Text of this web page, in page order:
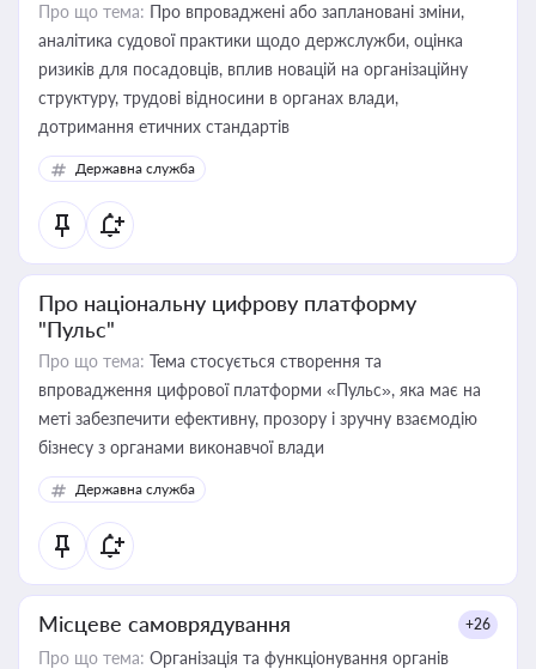
Про що тема: Про впроваджені або заплановані зміни,
аналітика судової практики щодо держслужби, оцінка
ризиків для посадовців, вплив новацій на організаційну
структуру, трудові відносини в органах влади,
дотримання етичних стандартів
Державна служба
Про національну цифрову платформу
"Пульс"
Про що тема: Тема стосується створення та
впровадження цифрової платформи «Пульс», яка має на
меті забезпечити ефективну, прозору і зручну взаємодію
бізнесу з органами виконавчої влади
Державна служба
Місцеве самоврядування +26
Про що тема: Організація та функціонування органів